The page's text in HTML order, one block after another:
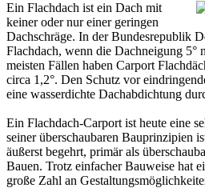
Ein Flachdach ist ein Dach mit
keiner oder nur einer geringen
Dachschräge. In der Bundesrepublik
Flachdach, wenn die Dachneigung 5°
meisten Fällen haben Carport
circa 1,2°. Den Schutz vor
eine wasserdichte Dachabdichtung
Ein Flachdach-Carport ist heute eine
seiner überschaubaren Bauprinzipien
äußerst begehrt, primär als
Bauen. Trotz einfacher Bauweise hat
große Zahl an